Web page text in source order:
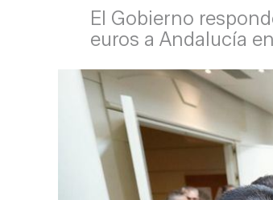
El Gobierno
euros a Andalucía